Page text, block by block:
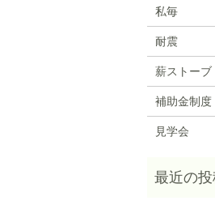
私毎
耐震
薪ストーブ
補助金制度
見学会